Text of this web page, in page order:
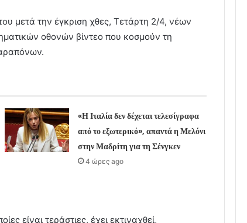
μετά την έγκριση χθες, Τετάρτη 2/4, νέων
οθονών βίντεο που κοσμούν τη
«Η Ιταλία δεν δέχεται τελεσίγραφα
από το εξωτερικό», απαντά η Μελόνι
στην Μαδρίτη για τη Σένγκεν
4 ώρες ago
είναι τεράστιες, έχει εκτιναχθεί,